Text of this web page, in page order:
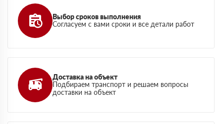
Выбор сроков выполнения
Согласуем с вами сроки и все детали работ
Доставка на объект
Подбираем транспорт и решаем вопросы
доставки на объект